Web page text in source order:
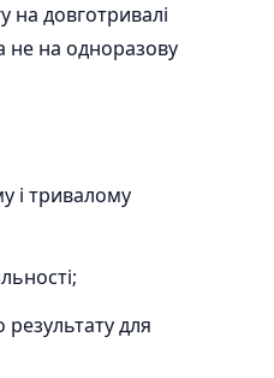
на довготривалі
не на одноразову
і тривалому
результату для